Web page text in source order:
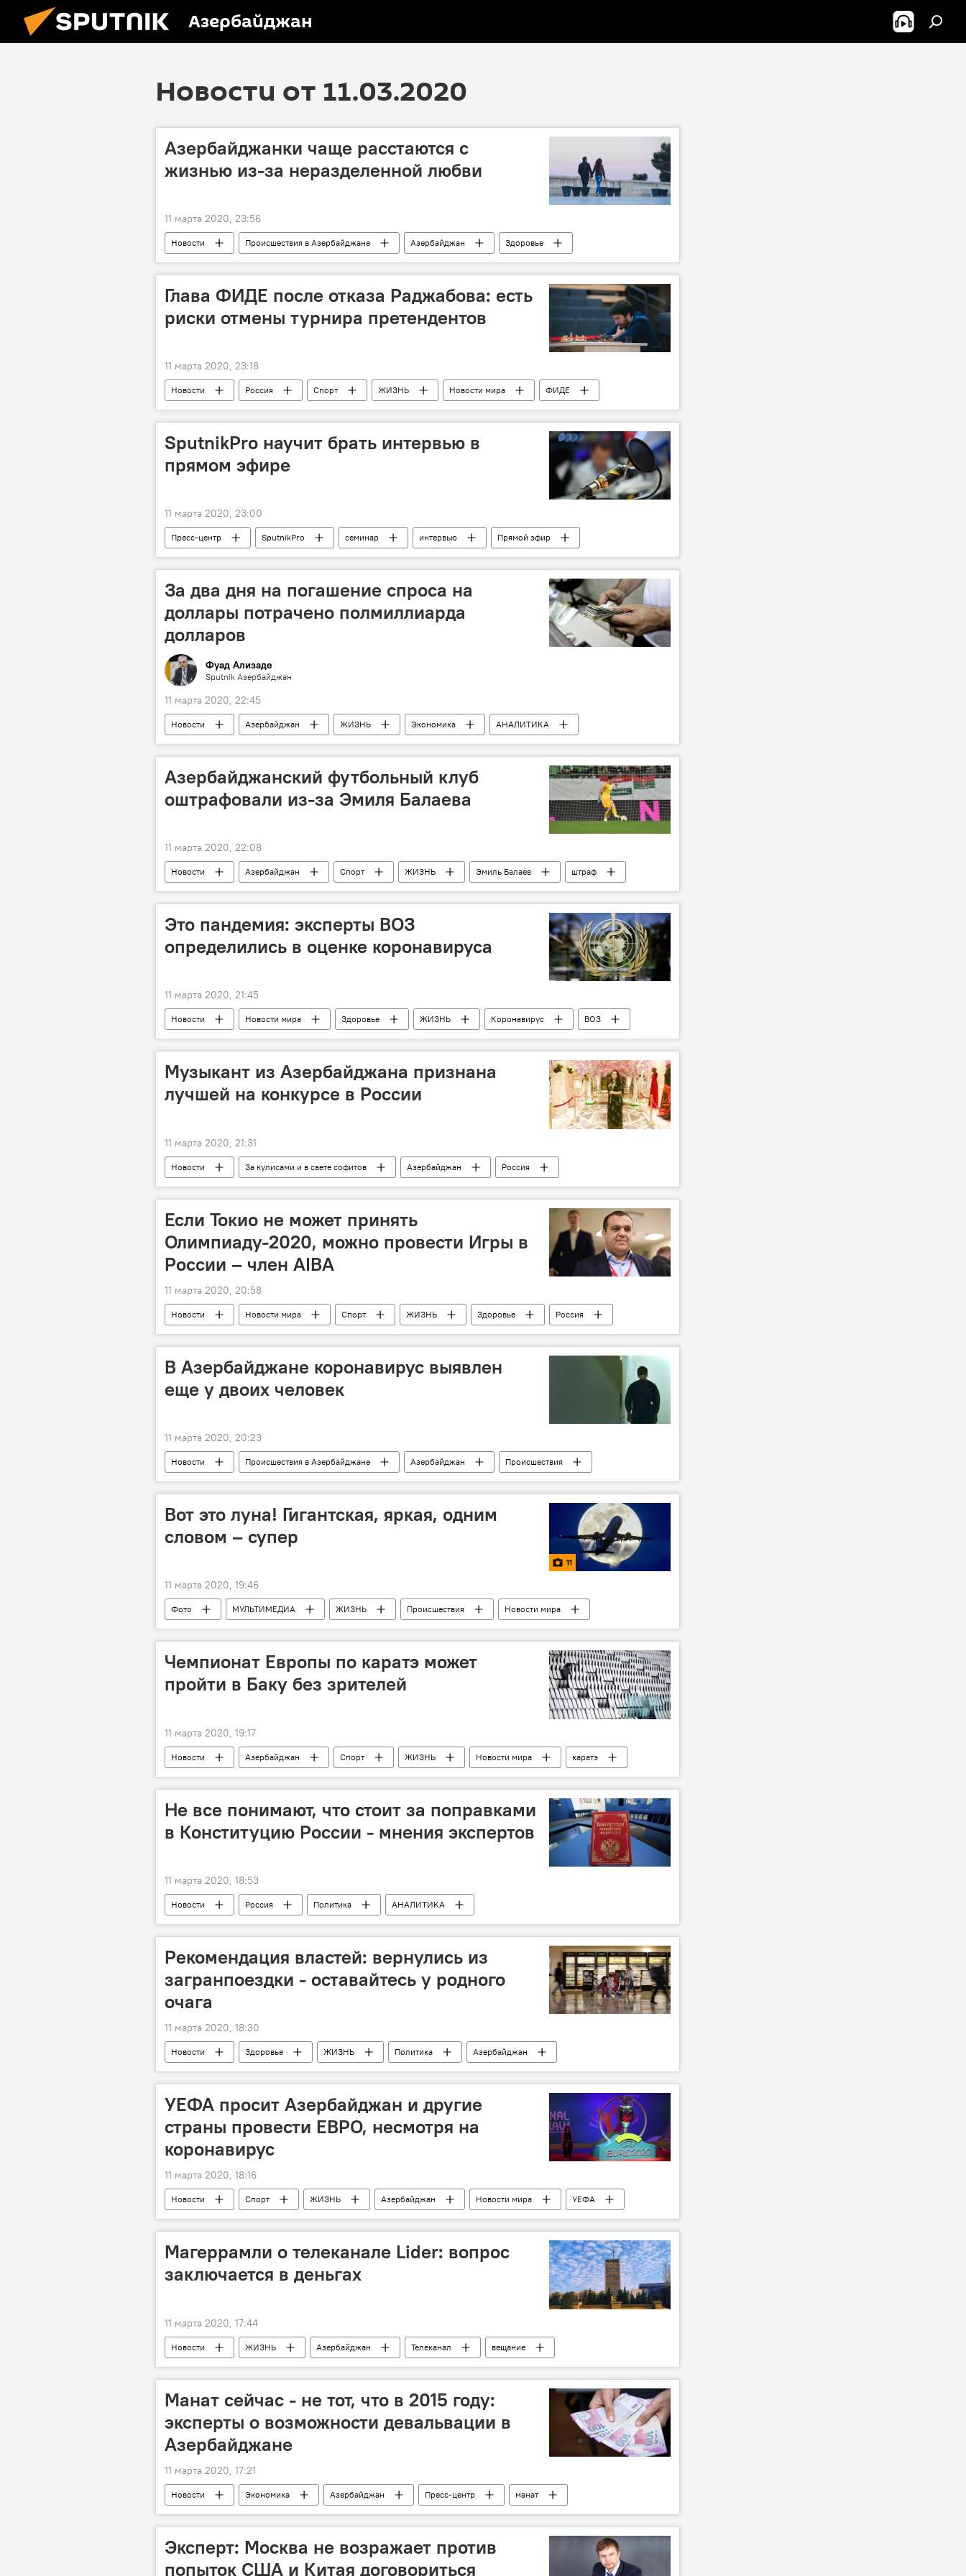
Азербайджан
Новости от 11.03.2020
Азербайджанки чаще расстаются с
жизнью из-за неразделенной любви
11 марта 2020, 23:56
Новости Происшествия в Азербайджане Азербайджан
Здоровье
ЖИЗНЬ
Происшествия суицид женщины Статистика
Глава ФИДЕ после отказа Раджабова: есть
риски отмены турнира претендентов
11 марта 2020, 23:18
Новости Россия Спорт ЖИЗНЬ Новости мира
ФИДЕ
Аркадий Дворкович
Теймур Раджабов Шахматный турнир отмена
SputnikPro научит брать интервью в
прямом эфире
11 марта 2020, 23:00
Пресс-центр SputnikPro семинар интервью Прямой эфир
За два дня на погашение спроса на
доллары потрачено полмиллиарда
долларов
Фуад Ализаде
Sputnik Азербайджан
11 марта 2020, 22:45
Новости Азербайджан ЖИЗНЬ Экономика
АНАЛИТИКА
Колумнисты
валюта Доллары спрос Аукцион
Торги
Азербайджанский футбольный клуб
оштрафовали из-за Эмиля Балаева
11 марта 2020, 22:08
Новости Азербайджан Спорт ЖИЗНЬ Эмиль Балаев
штраф
Футбольный клуб
Это пандемия: эксперты ВОЗ
определились в оценке коронавируса
11 марта 2020, 21:45
Новости Новости мира Здоровье ЖИЗНЬ Коронавирус
ВОЗ
заявление
Музыкант из Азербайджана признана
лучшей на конкурсе в России
11 марта 2020, 21:31
Новости За кулисами и в свете софитов Азербайджан
Россия
Культура
ЖИЗНЬ Пианистка концерт Москва конкурс
Если Токио не может принять
Олимпиаду-2020, можно провести Игры в
России – член AIBA
11 марта 2020, 20:58
Новости Новости мира Спорт ЖИЗНЬ Здоровье
Россия
Россия
отмена Коронавирус
В Азербайджане коронавирус выявлен
еще у двоих человек
11 марта 2020, 20:23
Новости Происшествия в Азербайджане Азербайджан
Происшествия
ЖИЗНЬ
Здоровье Коронавирус
Вот это луна! Гигантская, яркая, одним
словом – супер
11
11 марта 2020, 19:46
Фото МУЛЬТИМЕДИА ЖИЗНЬ Происшествия
Новости мира
Новости
Чемпионат Европы по каратэ может
пройти в Баку без зрителей
11 марта 2020, 19:17
Новости Азербайджан Спорт ЖИЗНЬ Новости мира
каратэ
Баку
Чемпионат Европы зрители
Не все понимают, что стоит за поправками
в Конституцию России - мнения экспертов
11 марта 2020, 18:53
Новости Россия Политика АНАЛИТИКА
Рекомендация властей: вернулись из
загранпоездки - оставайтесь у родного
очага
11 марта 2020, 18:30
Новости Здоровье ЖИЗНЬ Политика
Азербайджан
Коронавирус
поездки Рекомендации
УЕФА просит Азербайджан и другие
страны провести ЕВРО, несмотря на
коронавирус
11 марта 2020, 18:16
Новости Спорт ЖИЗНЬ Азербайджан Новости мира
УЕФА
Чемпионат Европы по футболу
Коронавирус
Магеррамли о телеканале Lider: вопрос
заключается в деньгах
11 марта 2020, 17:44
Новости ЖИЗНЬ Азербайджан Телеканал
вещание
Прекращение
Причина НСТР
Манат сейчас - не тот, что в 2015 году:
эксперты о возможности девальвации в
Азербайджане
11 марта 2020, 17:21
Новости Экономика Азербайджан Пресс-центр
манат
доллар
девальвация
Эксперт: Москва не возражает против
попыток США и Китая договориться